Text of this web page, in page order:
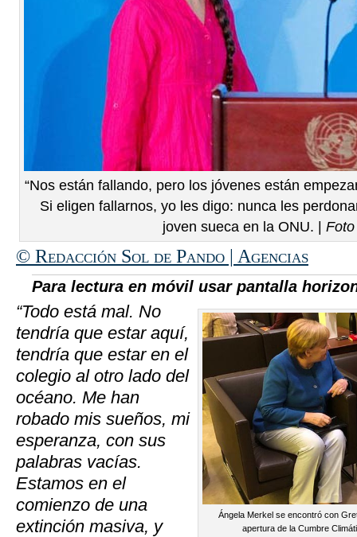
“Nos están fallando, pero los jóvenes están
Si eligen fallarnos, yo les digo: nunca les
joven sueca en la ONU. |
© Redacción Sol de Pando | Agencias
Para lectura en móvil usar pantalla
Ángela Merkel se encontró con
apertura de la Cumbre
“Todo está mal. No
tendría que estar aquí,
tendría que estar en el
colegio al otro lado del
océano. Me han
robado mis sueños, mi
esperanza, con sus
palabras vacías.
Estamos en el
comienzo de una
extinción masiva, y